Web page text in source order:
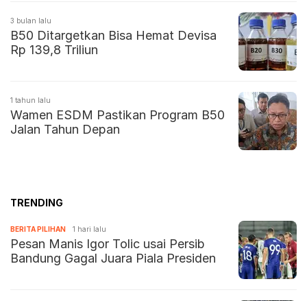
3 bulan lalu
B50 Ditargetkan Bisa Hemat Devisa
Rp 139,8 Triliun
1 tahun lalu
Wamen ESDM Pastikan Program B50
Jalan Tahun Depan
TRENDING
BERITA PILIHAN 1 hari lalu
Pesan Manis Igor Tolic usai Persib
Bandung Gagal Juara Piala Presiden